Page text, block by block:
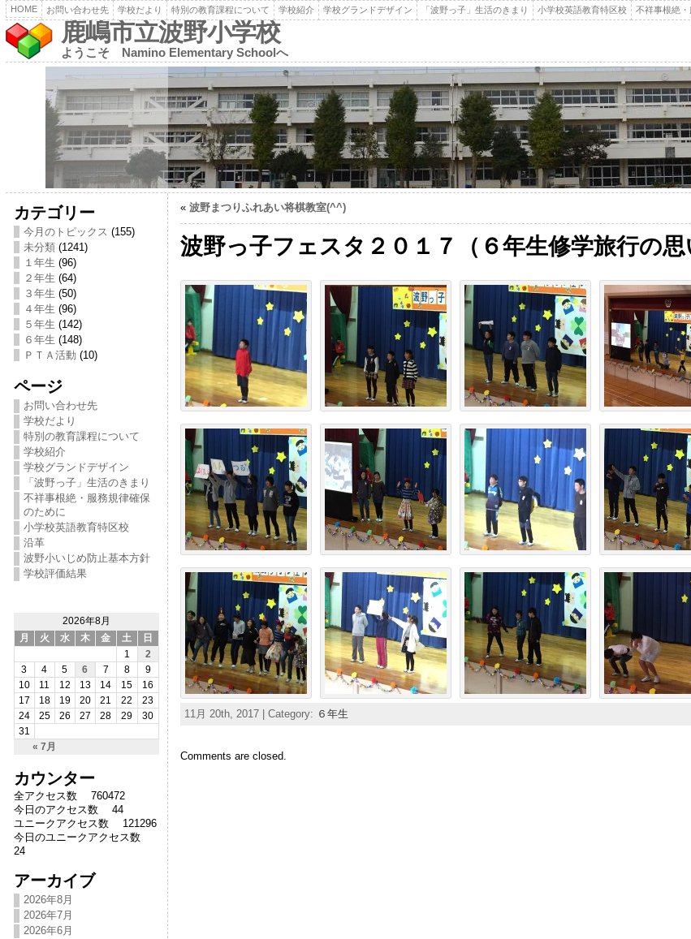
HOME お問い合わせ先 学校だより 特別の教育課程について 学校紹介 学校グランドデザイン 「波野っ子」生活のきまり 小学校英語教育特区校 不祥事根絶
鹿嶋市立波野小学校
ようこそ Namino Elementary Schoolへ
カテゴリー
今月のトピックス (155)
未分類(1241)
１年生 (96)
２年生 (64)
３年生 (50)
４年生 (96)
５年生 (142)
６年生 (148)
ＰＴＡ活動 (10)
ページ
お問い合わせ先
学校だより
特別の教育課程について
学校紹介
学校グランドデザイン
「波野っ子」生活のきまり
不祥事根絶・服務規律確保
のために
小学校英語教育特区校
沿革
波野小いじめ防止基本方針
学校評価結果
2026年8月
月
火 水 木 金 土 日
« 7月
1
2
3
4 5 6 7 8
9
10
11 12 13 14 15
16
17
18 19 20 21 22
23
24
25 26 27 28 29
30
31
カウンター
全アクセス数 760472
今日のアクセス数 44
ユニークアクセス数 121296
今日のユニークアクセス数
24
アーカイブ
2026年8月
2026年7月
2026年6月
« 波野まつりふれあい将棋教室(^^)
波野っ子フェスタ２０１７（６年生修学旅行の思
11月 20th, 2017 | Category: ６年生
Comments are closed.